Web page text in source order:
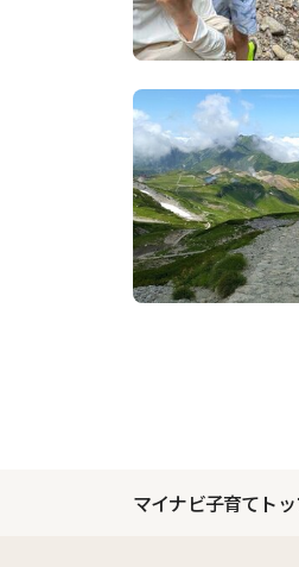
マイナビ子育てト